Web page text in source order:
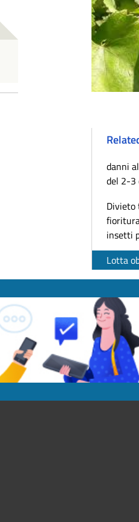
danni
del 2-3
insetti
Lotta